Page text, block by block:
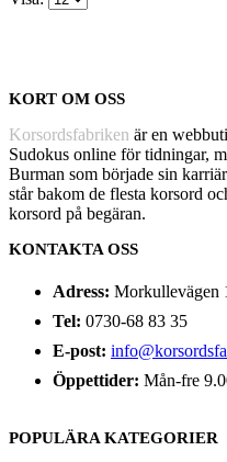
KORT OM OSS
Korsordsfabriken är en
Sudokus online för tidningar,
Burman som började sin
står bakom de flesta korsord
korsord på begäran.
KONTAKTA OSS
Adress: Morkullevägen
Tel: 0730-68 83 35
E-post:
Öppettider: Mån-fre
POPULÄRA KATEGORIER